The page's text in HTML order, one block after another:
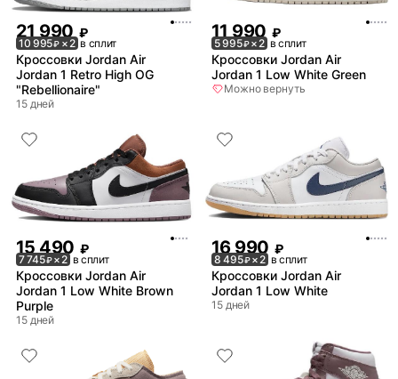
21 990 ₽
10 995₽ × 2 в сплит
Кроссовки Jordan Air
Jordan 1 Retro High OG
"Rebellionaire"
15 дней
11 990 ₽
5 995₽× 2 в сплит
Кроссовки Jordan Air
Jordan 1 Low White Green
Можно вернуть
15 490 ₽
7 745₽× 2 в сплит
Кроссовки Jordan Air
Jordan 1 Low White Brown
Purple
15 дней
16 990 ₽
8 495₽× 2 в сплит
Кроссовки Jordan Air
Jordan 1 Low White
15 дней